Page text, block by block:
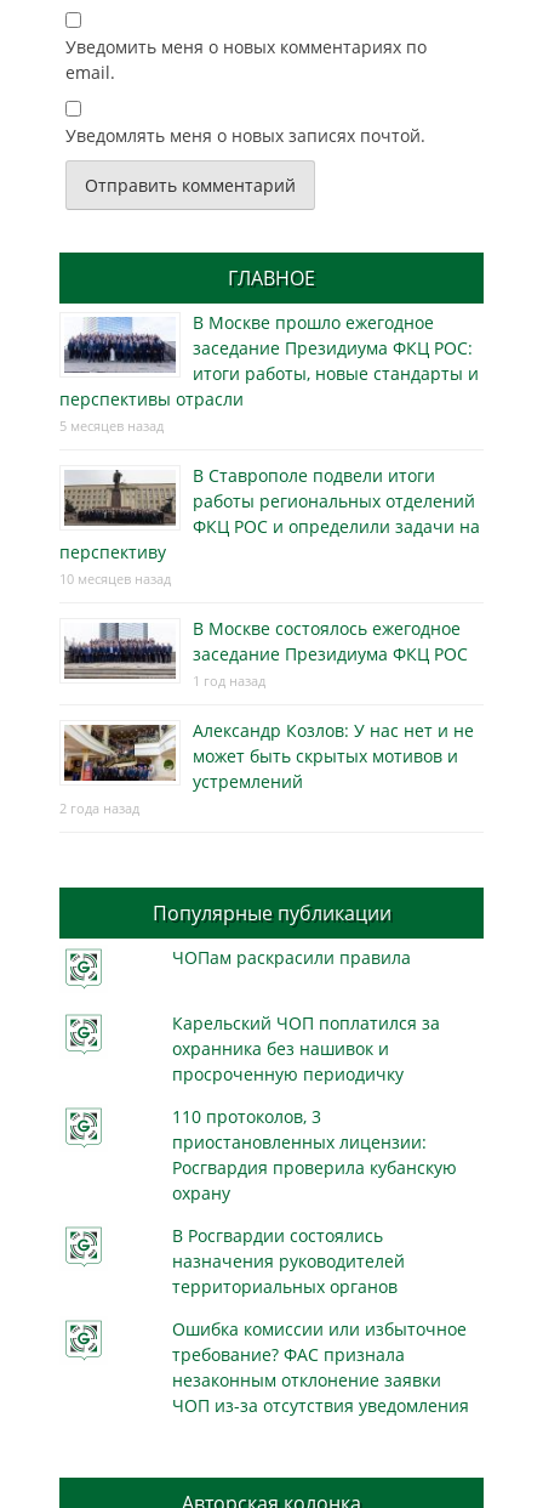
Уведомить меня о новых комментариях по
email.
Уведомлять меня о новых записях почтой.
ГЛАВНОЕ
В Москве прошло ежегодное
заседание Президиума ФКЦ РОС:
итоги работы, новые стандарты и
перспективы отрасли
5 месяцев назад
В Ставрополе подвели итоги
работы региональных отделений
ФКЦ РОС и определили задачи на
перспективу
10 месяцев назад
В Москве состоялось ежегодное
заседание Президиума ФКЦ РОС
1 год назад
Александр Козлов: У нас нет и не
может быть скрытых мотивов и
устремлений
2 года назад
Популярные публикации
ЧОПам раскрасили правила
Карельский ЧОП поплатился за
охранника без нашивок и
просроченную периодичку
110 протоколов, 3
приостановленных лицензии:
Росгвардия проверила кубанскую
охрану
В Росгвардии состоялись
назначения руководителей
территориальных органов
Ошибка комиссии или избыточное
требование? ФАС признала
незаконным отклонение заявки
ЧОП из-за отсутствия уведомления